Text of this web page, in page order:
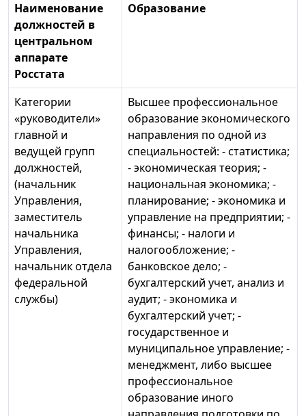
Наименование
должностей в
центральном
аппарате
Росстата
Образование
Категории
«руководители»
главной и
ведущей групп
должностей,
(начальник
Управления,
заместитель
начальника
Управления,
начальник отдела
федеральной
службы)
Высшее профессиональное
образование экономического
направления по одной из
специальностей: - статистика;
- экономическая теория; -
национальная экономика; -
планирование; - экономика и
управление на предприятии; -
финансы; - налоги и
налогообложение; -
банковское дело; -
бухгалтерский учет, анализ и
аудит; - экономика и
бухгалтерский учет; -
государственное и
муниципальное управление; -
менеджмент, либо высшее
профессиональное
образование иного